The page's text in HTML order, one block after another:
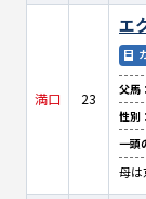
満口 23
エ
父馬：
性別：
一頭
母は